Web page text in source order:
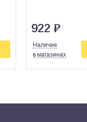
922 ₽
Наличие
в магазинах